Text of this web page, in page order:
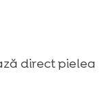
direct pielea